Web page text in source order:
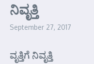
ನಿವೃತ್ತಿ
September 27, 2017
ವೃತ್ತಿಗೆ ನಿವೃತ್ತಿ